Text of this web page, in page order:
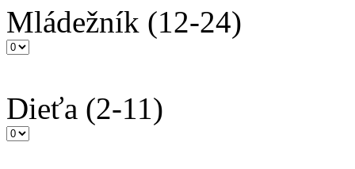
Mládežník (12-24)
Dieťa (2-11)